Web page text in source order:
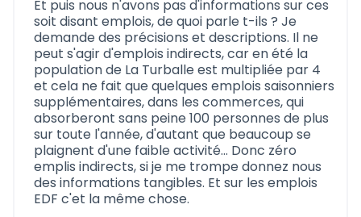
Et puis nous n'avons pas d'informations sur ces
soit disant emplois, de quoi parle t-ils ? Je
demande des précisions et descriptions. Il ne
peut s'agir d'emplois indirects, car en été la
population de La Turballe est multipliée par 4
et cela ne fait que quelques emplois saisonniers
supplémentaires, dans les commerces, qui
absorberont sans peine 100 personnes de plus
sur toute l'année, d'autant que beaucoup se
plaignent d'une faible activité... Donc zéro
emplis indirects, si je me trompe donnez nous
des informations tangibles. Et sur les emplois
EDF c'et la même chose.